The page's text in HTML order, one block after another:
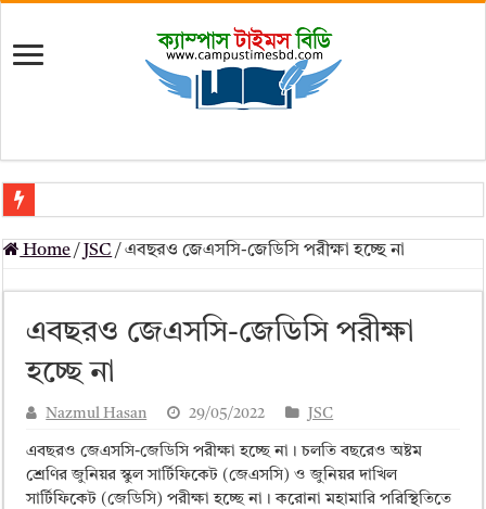
মৎস্য অধিদপ্তর (dof) নিয়োগ বিজ্ঞপ্তি ২০২৬
Primary Assistant Teacher Result 2026 | dpe.gov.bd result
primary viva result 2026 pdf download – dpe viva result
www dpe gov bd result 2026 pdf
www dpe gov bd result 2026 pdf download
আলিম পরীক্ষার রেজাল্ট ২০২৫ – Bmeb ALIM Result
ময়মনসিংহ বোর্ড এইচএসসি রেজাল্ট ২০২৫ – HSC Result 2025 Mymensingh
Home / JSC / এবছরও জেএসসি-জেডিসি পরীক্ষা হচ্ছে না
এবছরও জেএসসি-জেডিসি পরীক্ষা
হচ্ছে না
Nazmul Hasan 29/05/2022 JSC
এবছরও জেএসসি-জেডিসি পরীক্ষা হচ্ছে না। চলতি বছরেও অষ্টম
শ্রেণির জুনিয়র স্কুল সার্টিফিকেট (জেএসসি) ও জুনিয়র দাখিল
সার্টিফিকেট (জেডিসি) পরীক্ষা হচ্ছে না। করোনা মহামারি পরিস্থিতিতে